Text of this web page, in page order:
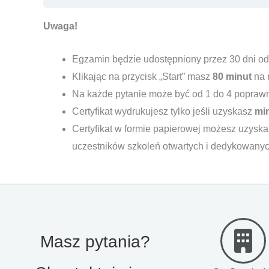
Uwaga!
Egzamin będzie udostępniony przez 30 dni
Klikając na przycisk „Start” masz 80 minut na
Na każde pytanie może być od 1 do 4
Certyfikat wydrukujesz tylko jeśli uzyskasz
Certyfikat w formie papierowej możesz
uczestników szkoleń otwartych i
Masz pytania?